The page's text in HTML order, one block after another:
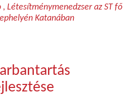
, Létesítménymenedzser az ST fő
Katanában